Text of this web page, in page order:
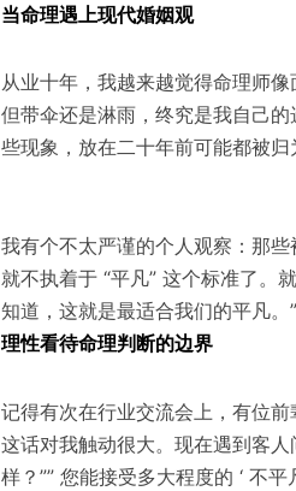
当命理遇上现代婚姻观
从业十年，我越来越觉得命理师
但带伞还是淋雨，终究是我自己
些现象，放在二十年前可能都被归
我有个不太严谨的个人观察：那
就不执着于 “平凡” 这个标准了。
知道，这就是最适合我们的平凡。”
理性看待命理判断的边界
记得有次在行业交流会上，有位
这话对我触动很大。现在遇到客
样？”” 您能接受多大程度的 ‘ 不平